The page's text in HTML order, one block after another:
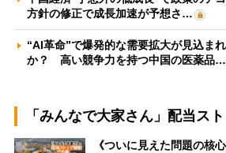
方針の修正で成長加速が予想さ…
“AI革命”で爆発的な需要拡大が見込ま
か？ 高い競争力を持つ中国の医薬品…
「みんなで大家さん」配当ス
《ついに見えた問題の核